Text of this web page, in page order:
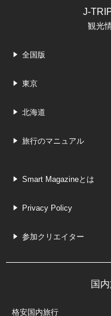
J-
観光
全国版
東京
北海道
旅行のマニュアル
Smart Magazineとは
Privacy Policy
参加クリエイター
国
格安国内旅行